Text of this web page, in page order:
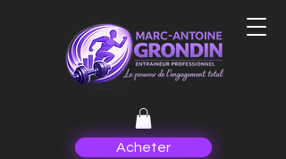
Acheter